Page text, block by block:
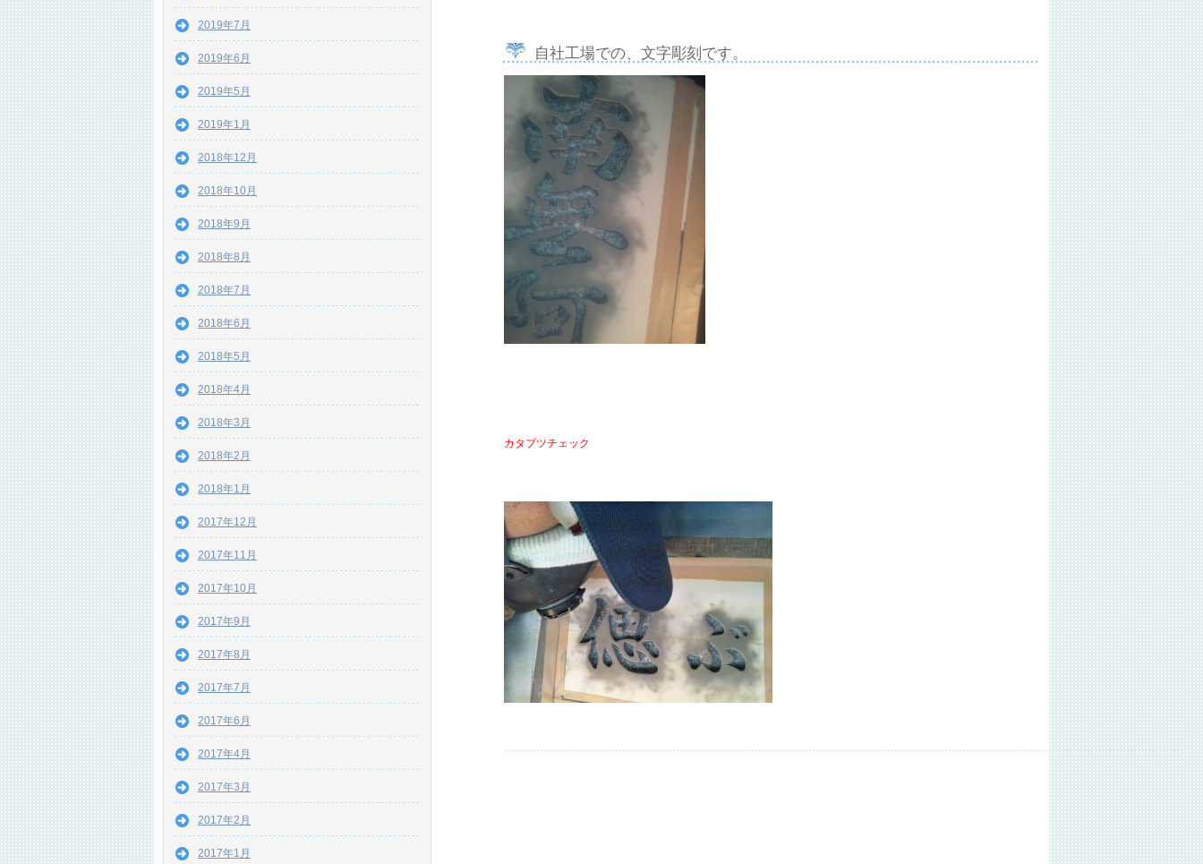
自社工場での、文字彫刻です。
カタブツチェック
……………………………………………………………………………………………………………………………………………………………………….
2019年7月
2019年6月
2019年5月
2019年1月
2018年12月
2018年10月
2018年9月
2018年8月
2018年7月
2018年6月
2018年5月
2018年4月
2018年3月
2018年2月
2018年1月
2017年12月
2017年11月
2017年10月
2017年9月
2017年8月
2017年7月
2017年6月
2017年4月
2017年3月
2017年2月
2017年1月